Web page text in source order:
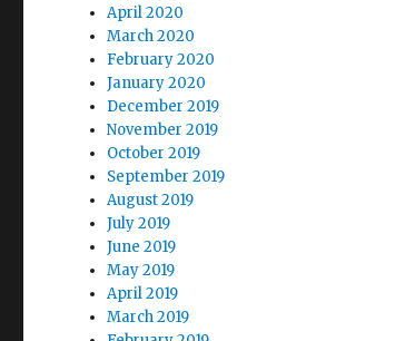
April 2020
March 2020
February 2020
January 2020
December 2019
November 2019
October 2019
September 2019
August 2019
July 2019
June 2019
May 2019
April 2019
March 2019